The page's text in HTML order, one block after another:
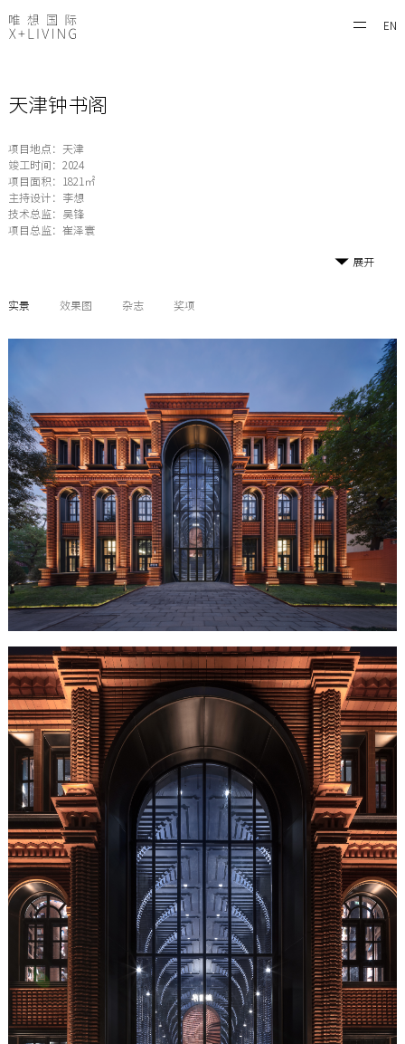
EN
天津钟书阁
项目地点：天津
竣工时间：2024
项目面积：1821㎡
主持设计：李想
技术总监：吴锋
项目总监：崔泽寰
展开
实景 效果图 杂志 奖项